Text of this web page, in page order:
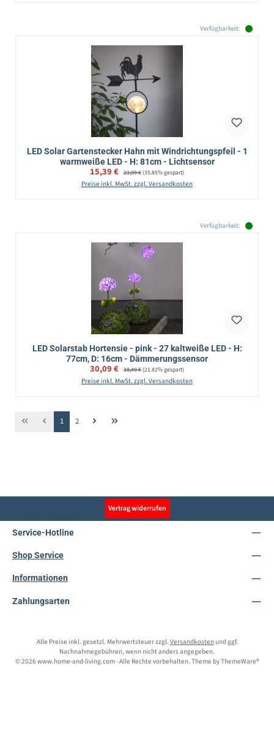
Verfügbarkeit:
LED Solar Gartenstecker Hahn mit Windrichtungspfeil - 1
warmweiße LED - H: 81cm - Lichtsensor
Verkaufspreis:
15,39 € Regulärer Preis:
23,99 €(35.85% gespart)
Preise inkl. MwSt. zzgl. Versandkosten
Verfügbarkeit:
LED Solarstab Hortensie - pink - 27 kaltweiße LED - H:
77cm, D: 16cm - Dämmerungssensor
Verkaufspreis:
30,09 € Regulärer Preis:
38,49 €(21.82% gespart)
Preise inkl. MwSt. zzgl. Versandkosten
Seite
1 Seite
2
Vertrag widerrufen
Service-Hotline
Shop Service
Informationen
Zahlungsarten
Alle Preise inkl. gesetzl. Mehrwertsteuer zzgl. Versandkostenund ggf.
Nachnahmegebühren, wenn nicht anders angegeben.
© 2026 www.home-and-living.com - Alle Rechte vorbehalten. Theme byThemeWare®